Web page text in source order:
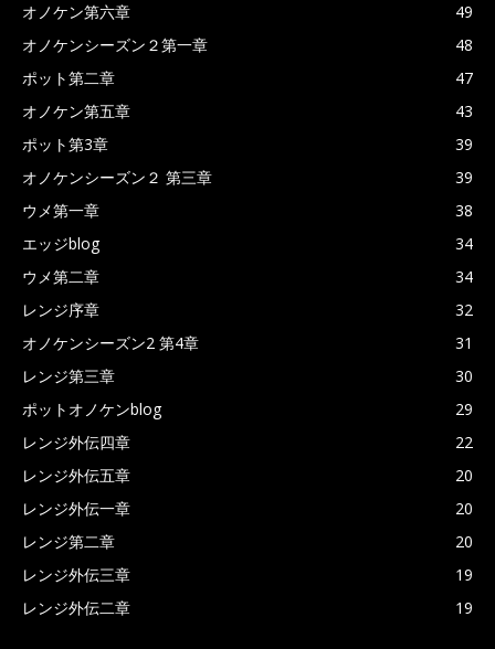
オノケン第六章
49
オノケンシーズン２第一章
48
ポット第二章
47
オノケン第五章
43
ポット第3章
39
オノケンシーズン２ 第三章
39
ウメ第一章
38
エッジblog
34
ウメ第二章
34
レンジ序章
32
オノケンシーズン2 第4章
31
レンジ第三章
30
ポットオノケンblog
29
レンジ外伝四章
22
レンジ外伝五章
20
レンジ外伝一章
20
レンジ第二章
20
レンジ外伝三章
19
レンジ外伝二章
19